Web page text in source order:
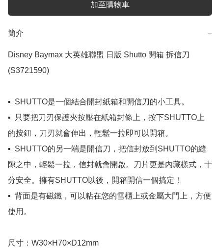
加至購物車
簡介 −
Disney Baymax 大英雄聯盟 日版 Shutto 開箱 拆信刀
(S3721590)
▪️  SHUTTO是一個結合開封紙箱和開信刀的小工具。
▪️  只要把刀刃保護夾按壓在紙箱封條上，按下SHUTTO上
的按鈕，刀刃就會伸出，輕鬆一拉即可以開箱。
▪️  SHUTTO的另一端是開信刀，把信封放到SHUTTO的縫
隙之中，輕鬆一拉，信封就會開啟。刀片更是內藏樣式，十
分安全。擁有SHUTTO以後，開箱開信一個搞定！
▪️  背面是有磁鐵，可以粘在您的雪櫃上或金屬大門上，方便
使用。
尺寸：W30×H70×D12mm